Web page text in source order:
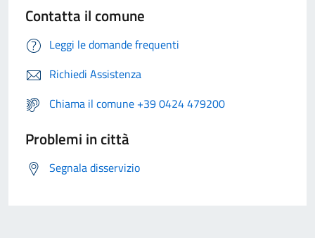
Contatta il comune
Leggi le domande frequenti
Richiedi Assistenza
Chiama il comune +39 0424 479200
Problemi in città
Segnala disservizio